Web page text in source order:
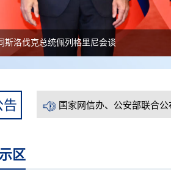
斯洛伐克总统佩列格里尼会谈
告
国家网信办、公安部联合
国家网信办、公安部联合
区